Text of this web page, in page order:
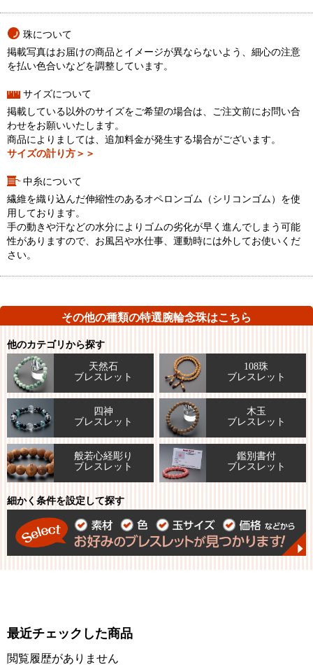
珠について
掲載写真はお届けの商品とイメージが異ならないよう、細心の注意
を払い色合いなどを調整しています。
サイズについて
掲載している以外のサイズをご希望の場合は、ご注文前にお問い合
わせをお願いいたします。
商品によりましては、追加料金が発生する場合がございます。
サイズの計り方＞＞
中糸について
繊維を織り込んだ伸縮性のあるオペロンゴム（シリコンゴム）を使
用しております。
手の動きや汗などの水分によりゴムの劣化が早く進んでしまう可能
性がありますので、お風呂や水仕事、運動時には外してお使いくだ
さい。
その他の種類の特選腕輪念珠はこちら
他のカテゴリから探す
天然石
ブレスレット
108珠
ブレスレット
四神
ブレスレット
木玉
ブレスレット
般若心経彫り
ブレスレット
鑑別書付
ブレスレット
細かく条件を設定して探す
最近チェックした商品
閲覧履歴がありません